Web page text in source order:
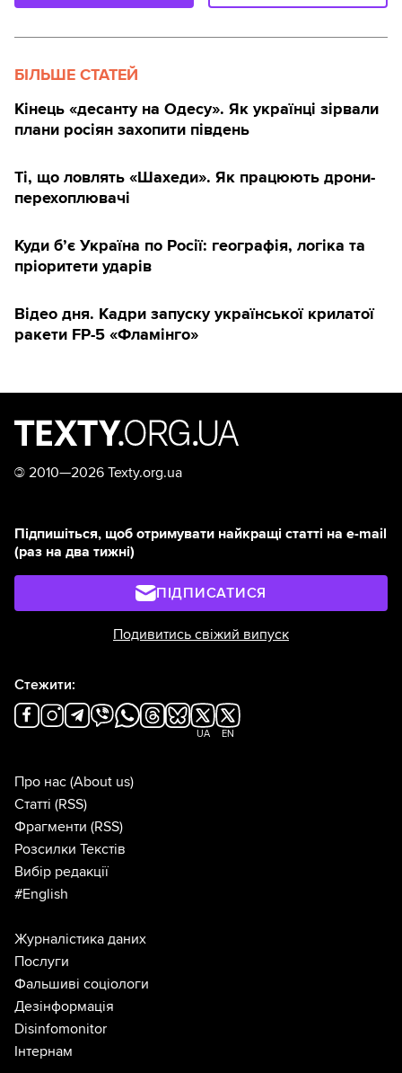
БІЛЬШЕ СТАТЕЙ
Кінець «десанту на Одесу». Як українці зірвали
плани росіян захопити південь
Ті, що ловлять «Шахеди». Як працюють дрони-
перехоплювачі
Куди б’є Україна по Росії: географія, логіка та
пріоритети ударів
Відео дня. Кадри запуску української крилатої
ракети FP-5 «Фламінго»
© 2010—2026 Texty.org.ua
Підпишіться, щоб отримувати найкращі статті на e-mail
(раз на два тижні)
ПІДПИСАТИСЯ
Подивитись свіжий випуск
Стежити:
UA EN
Про нас (About us)
Статті (RSS)
Фрагменти (RSS)
Розсилки Текстів
Вибір редакції
#English
Журналістика даних
Послуги
Фальшиві соціологи
Дезінформація
Disinfomonitor
Інтернам